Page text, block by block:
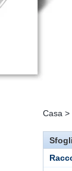
Casa >